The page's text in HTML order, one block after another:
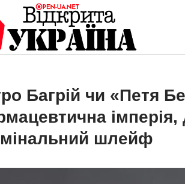
Багрій чи «Петя
імперія,
шлейф